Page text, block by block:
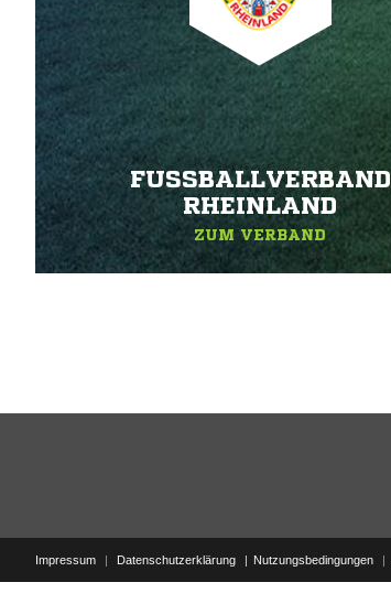
FUSSBALLVERBAND R
HEINLAND
ZUM VERBAND
Impressum | Datenschutzerklärung Nutzungsbedingungen |